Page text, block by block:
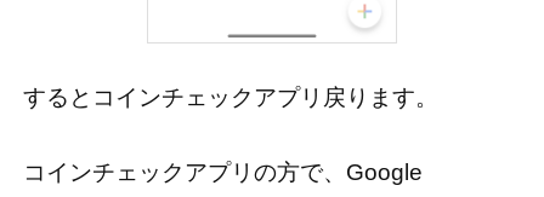
するとコインチェックアプリ戻ります。
コインチェックアプリの方で、Google